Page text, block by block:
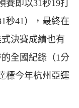
即以31秒19打
秒41），最終在
決賽成績也有
全國紀錄（1分
標今年杭州亞運